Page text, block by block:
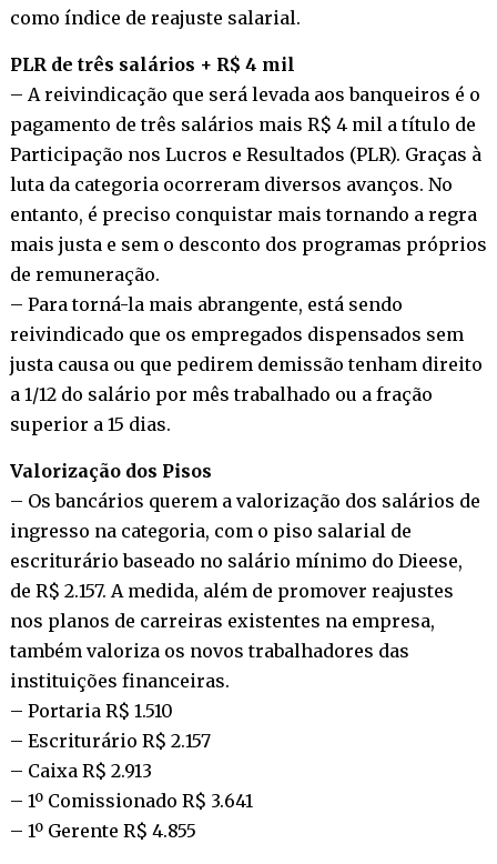
como índice de reajuste salarial.
PLR de três salários + R$ 4 mil
– A reivindicação que será levada aos banqueiros é o
pagamento de três salários mais R$ 4 mil a título de
Participação nos Lucros e Resultados (PLR). Graças à
luta da categoria ocorreram diversos avanços. No
entanto, é preciso conquistar mais tornando a regra
mais justa e sem o desconto dos programas próprios
de remuneração.
– Para torná-la mais abrangente, está sendo
reivindicado que os empregados dispensados sem
justa causa ou que pedirem demissão tenham direito
a 1/12 do salário por mês trabalhado ou a fração
superior a 15 dias.
Valorização dos Pisos
– Os bancários querem a valorização dos salários de
ingresso na categoria, com o piso salarial de
escriturário baseado no salário mínimo do Dieese,
de R$ 2.157. A medida, além de promover reajustes
nos planos de carreiras existentes na empresa,
também valoriza os novos trabalhadores das
instituições financeiras.
– Portaria R$ 1.510
– Escriturário R$ 2.157
– Caixa R$ 2.913
– 1º Comissionado R$ 3.641
– 1º Gerente R$ 4.855